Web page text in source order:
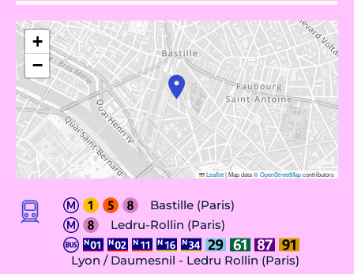
+
−
Leaflet|Map data ©OpenStreetMapcontributors
Bastille (Paris)
Ledru-Rollin (Paris)
Lyon / Daumesnil - Ledru Rollin (Paris)